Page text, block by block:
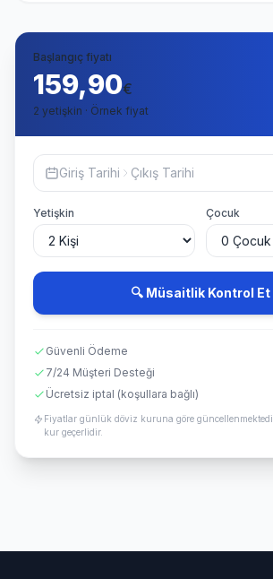
Başlangıç fiyatı
159,90€
2 yetişkin · Örnek fiyat
Giriş Tarihi Çıkış Tarihi
Yetişkin Çocuk
🔍 Müsaitlik Kontrol Et
Güvenli Ödeme
7/24 Müşteri Desteği
Ücretsiz iptal (koşullara bağlı)
Fiyatlar günlük döviz kuruna göre
kur geçerlidir.